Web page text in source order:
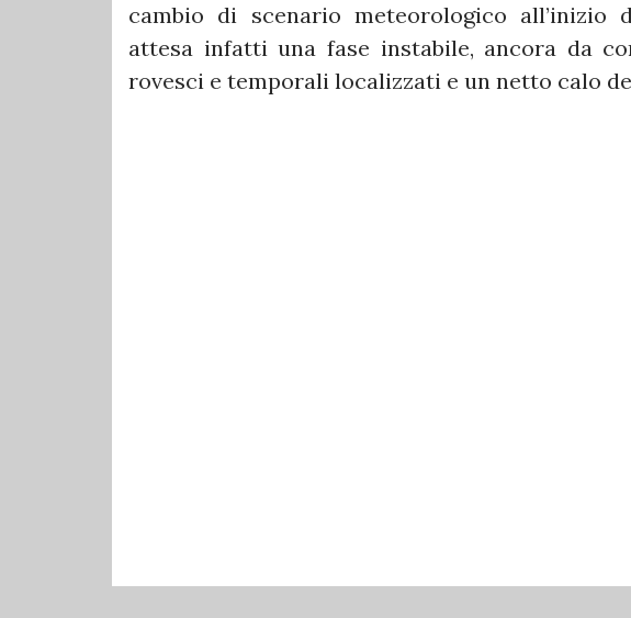
cambio di scenario meteorologico all’inizio
attesa infatti una fase instabile, ancora da
rovesci e temporali localizzati e un netto calo